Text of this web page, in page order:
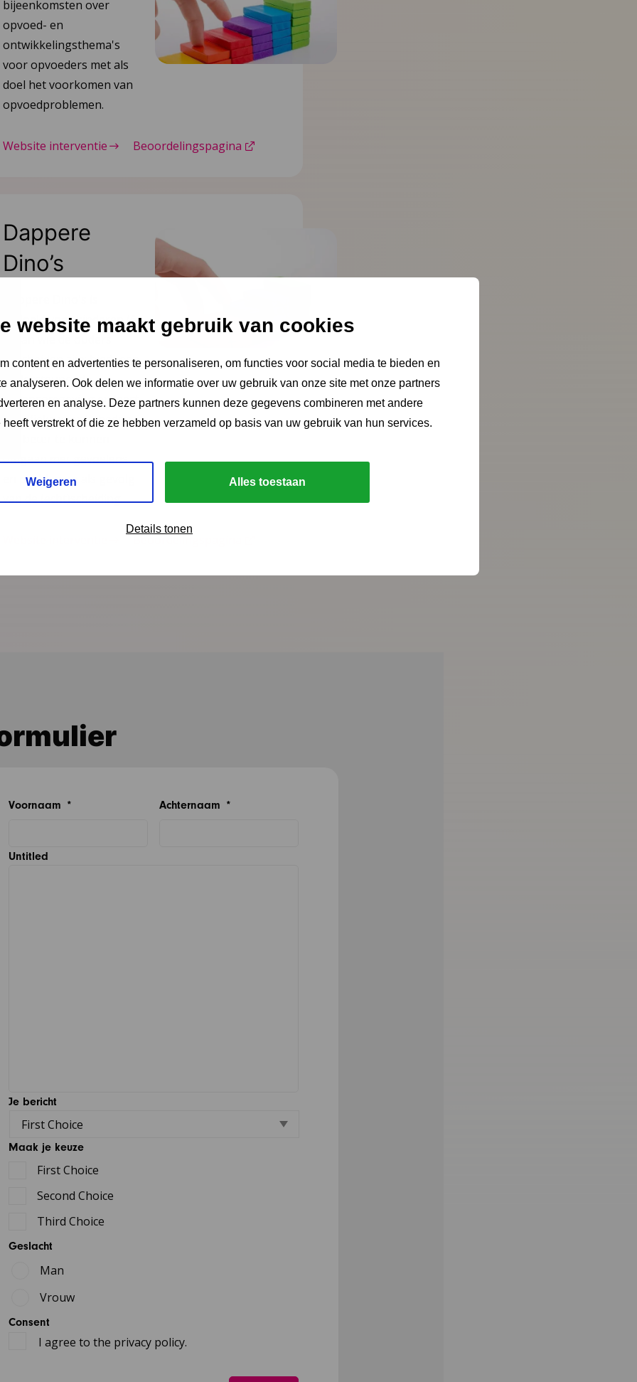
website maakt gebruik van cookies
content en advertenties te personaliseren, om functies voor social media te bieden en
analyseren. Ook delen we informatie over uw gebruik van onze site met onze partners
en analyse. Deze partners kunnen deze gegevens combineren met andere
verstrekt of die ze hebben verzameld op basis van uw gebruik van hun services.
Weigeren Alles toestaan
Details tonen
bijeenkomsten over
opvoed- en
ontwikkelingsthema's
voor opvoeders met als
doel het voorkomen van
opvoedproblemen.
Website interventie Beoordelingspagina
Dappere
Dino’s
bedoeld voor kinderen (6-
gescheiden zijn; biedt een
ondersteunende
groepsomgeving en leert
specifieke vaardigheden
omgaan met gevoelens
en problemen als gevolg
van de (echt)scheiding.
Voornaam * Achternaam *
Untitled
Je bericht
Maak je keuze
First Choice
Second Choice
Third Choice
Geslacht
Man
Vrouw
Consent
I agree to the privacy policy.